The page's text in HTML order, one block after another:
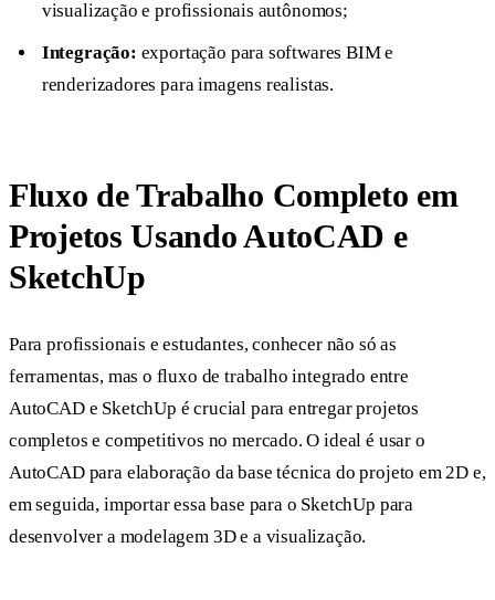
visualização e profissionais autônomos;
Integração: exportação para softwares BIM e
renderizadores para imagens realistas.
Fluxo de Trabalho Completo em
Projetos Usando AutoCAD e
SketchUp
Para profissionais e estudantes, conhecer não só as
ferramentas, mas o fluxo de trabalho integrado entre
AutoCAD e SketchUp é crucial para entregar projetos
completos e competitivos no mercado. O ideal é usar o
AutoCAD para elaboração da base técnica do projeto em 2D e,
em seguida, importar essa base para o SketchUp para
desenvolver a modelagem 3D e a visualização.